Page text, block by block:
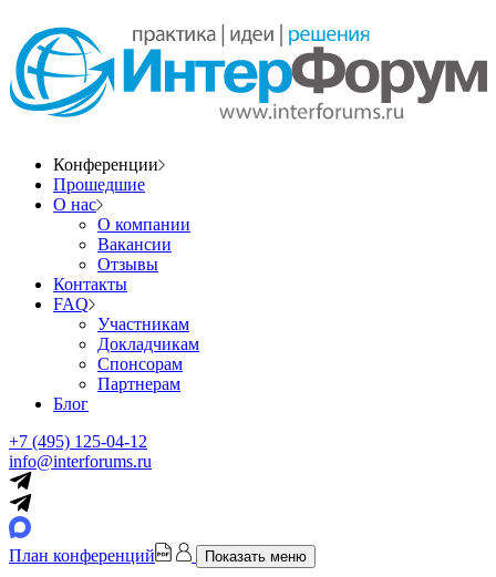
Конференции
Прошедшие
О нас
О компании
Вакансии
Отзывы
Контакты
FAQ
Участникам
Докладчикам
Спонсорам
Партнерам
Блог
+7 (495) 125-04-12
info@interforums.ru
План конференций Показать меню